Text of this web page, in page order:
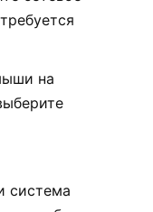
на
система